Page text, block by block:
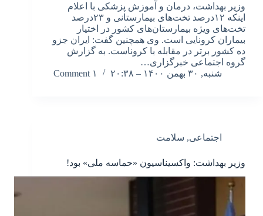
وزیر بهداشت، درمان و آموزش پزشکی با اعلام
اینکه ۱۲درصد تخت‌های بیمارستانی و ۲۳درصد
تخت‌های ویژه بیمارستان‌های کشور در اختیار
بیماران کرونایی است. وی همچنین گفت: ایران جزو
ده کشور برتر در مقابله با کروناست. به گزارش
گروه اجتماعی خبرگزاری…
شنبه, ۳۰ بهمن ۱۴۰۰ – ۲۰:۳۸
۱ Comment
اجتماعی, سلامت
وزیر بهداشت: واکسیناسیون «حماسه ملی» بود!